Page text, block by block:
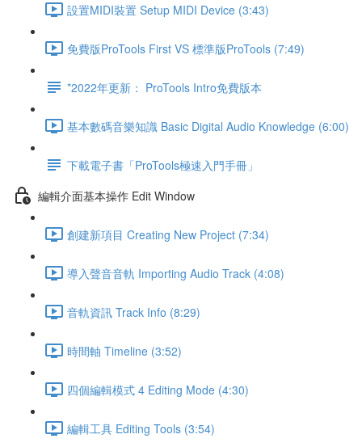
設置MIDI裝置 Setup MIDI Device (3:43)
免費版ProTools First VS 標準版ProTools (7:49)
*2022年更新： ProTools Intro免費版本
基本數碼音樂知識 Basic Digital Audio Knowledge (6:00)
下載電子書「ProTools極速入門手冊」
編輯介面基本操作 Edit Window
創建新項目 Creating New Project (7:34)
導入聲音音軌 Importing Audio Track (4:08)
音軌資訊 Track Info (8:29)
時間軸 Timeline (3:52)
四個編輯模式 4 Editing Mode (4:30)
編輯工具 Editing Tools (3:54)